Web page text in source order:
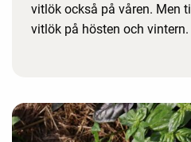
vitlök också på våren. Men
vitlök på hösten och vintern.